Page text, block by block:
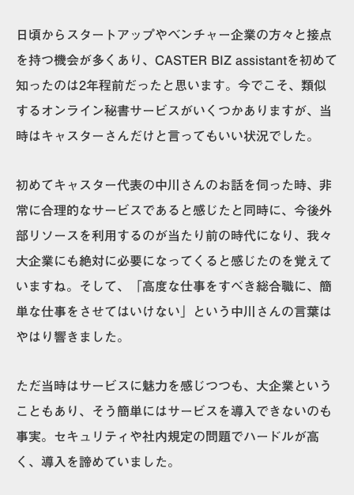
日頃からスタートアップやベンチャー企業の方々と接点
を持つ機会が多くあり、CASTER BIZ assistantを初めて
知ったのは2年程前だったと思います。今でこそ、類似
するオンライン秘書サービスがいくつかありますが、当
時はキャスターさんだけと言ってもいい状況でした。
初めてキャスター代表の中川さんのお話を伺った時、非
常に合理的なサービスであると感じたと同時に、今後外
部リソースを利用するのが当たり前の時代になり、我々
大企業にも絶対に必要になってくると感じたのを覚えて
いますね。そして、
「高度な仕事をすべき総合職に、簡
単な仕事をさせてはいけない」
という中川さんの言葉は
やはり響きました。
ただ当時はサービスに魅力を感じつつも、大企業という
こともあり、そう簡単にはサービスを導入できないのも
事実。セキュリティや社内規定の問題でハードルが高
く、導入を諦めていました。